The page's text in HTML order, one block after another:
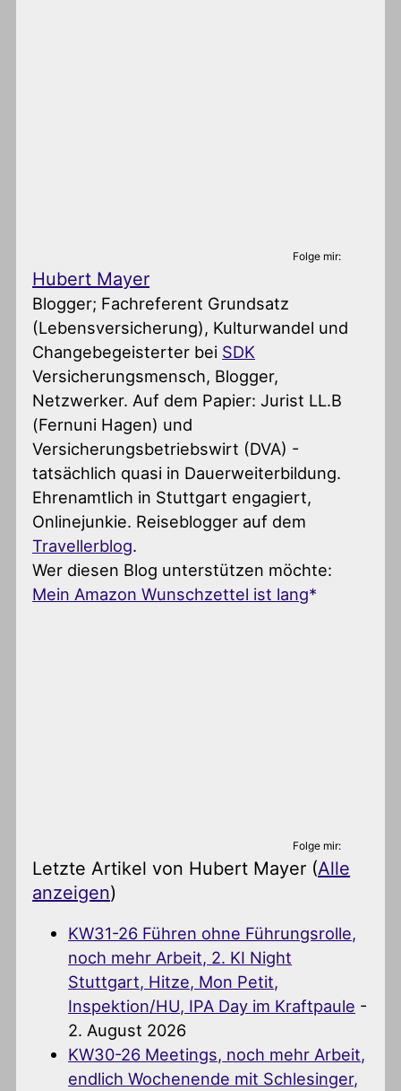
Folge mir:
Hubert Mayer
Blogger; Fachreferent Grundsatz
(Lebensversicherung), Kulturwandel und
Changebegeisterter bei SDK
Versicherungsmensch, Blogger,
Netzwerker. Auf dem Papier: Jurist LL.B
(Fernuni Hagen) und
Versicherungsbetriebswirt (DVA) -
tatsächlich quasi in Dauerweiterbildung.
Ehrenamtlich in Stuttgart engagiert,
Onlinejunkie. Reiseblogger auf dem
Travellerblog.
Wer diesen Blog unterstützen möchte:
Mein Amazon Wunschzettel ist lang
Folge mir:
Letzte Artikel von Hubert Mayer (Alle
anzeigen)
KW31-26 Führen ohne Führungsrolle,
noch mehr Arbeit, 2. KI Night
Stuttgart, Hitze, Mon Petit,
Inspektion/HU, IPA Day im Kraftpaule -
2. August 2026
KW30-26 Meetings, noch mehr Arbeit,
endlich Wochenende mit Schlesinger,